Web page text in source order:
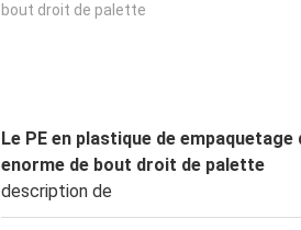
bout droit de palette
Le PE en plastique de
enorme de bout droit de palette
description de